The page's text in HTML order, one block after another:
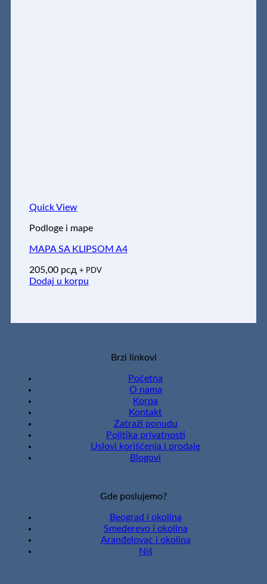
Quick View
Podloge i mape
MAPA SA KLIPSOM A4
205,00 рсд + PDV
Dodaj u korpu
Brzi linkovi
Početna
O nama
Korpa
Kontakt
Zatraži ponudu
Politika privatnosti
Uslovi korišćenja i prodaje
Blogovi
Gde poslujemo?
Beograd i okolina
Smederevo i okolina
Aranđelovac i okolina
Niš